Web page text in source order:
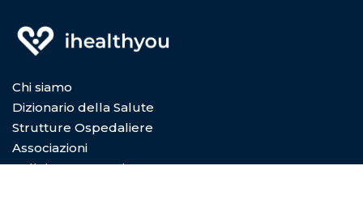
Chi siamo
Dizionario della Salute
Strutture Ospedaliere
Associazioni
Collabora con Noi